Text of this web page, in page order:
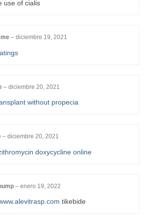
use of cialis
– diciembre 19, 2021
– diciembre 20, 2021
without propecia
– diciembre 20, 2021
doxycycline online
– enero 19, 2022
tikebide